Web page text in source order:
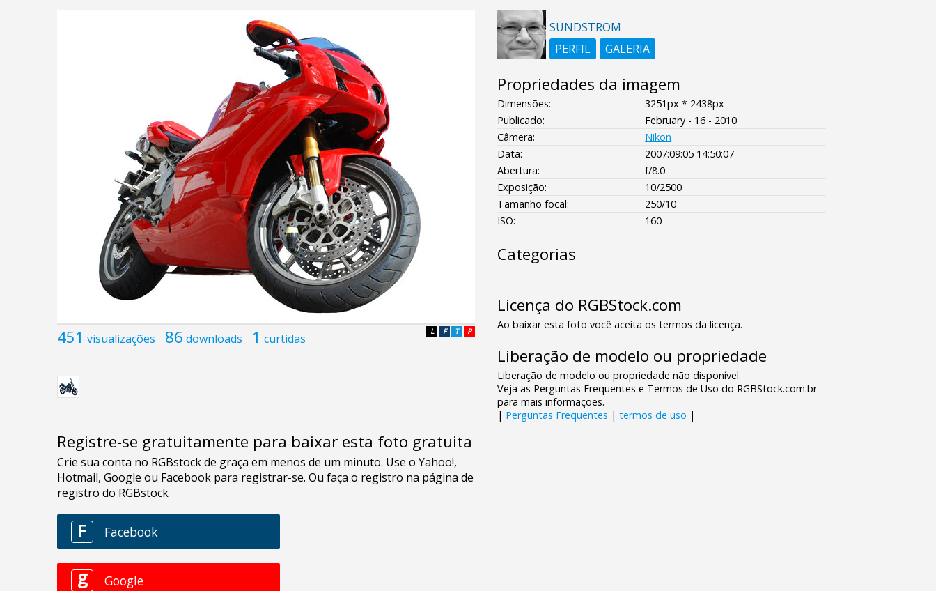
451 visualizações 86 downloads 1 curtidas P
T
F
L
Registre-se gratuitamente para baixar esta foto gratuita
SUNDSTROM
PERFIL
GALERIA
Propriedades da imagem
Dimensões:
3251px * 2438px
Publicado:
February - 16 - 2010
Câmera:
Nikon
Data:
2007:09:05 14:50:07
Abertura:
f/8.0
Exposição:
10/2500
Tamanho focal:
250/10
ISO:
160
Categorias
- - - -
Licença do RGBStock.com
Ao baixar esta foto você aceita os termos da licença.
Liberação de modelo ou propriedade
Liberação de modelo ou propriedade não disponível.
Veja as Perguntas Frequentes e Termos de Uso do RGBStock.com.br
para mais informações.
| Perguntas Frequentes | termos de uso |